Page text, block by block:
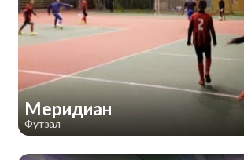
Меридиан
Футзал